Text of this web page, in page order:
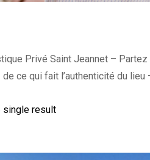
Privé Saint Jeannet –
ce qui fait l’authenticité du
single result